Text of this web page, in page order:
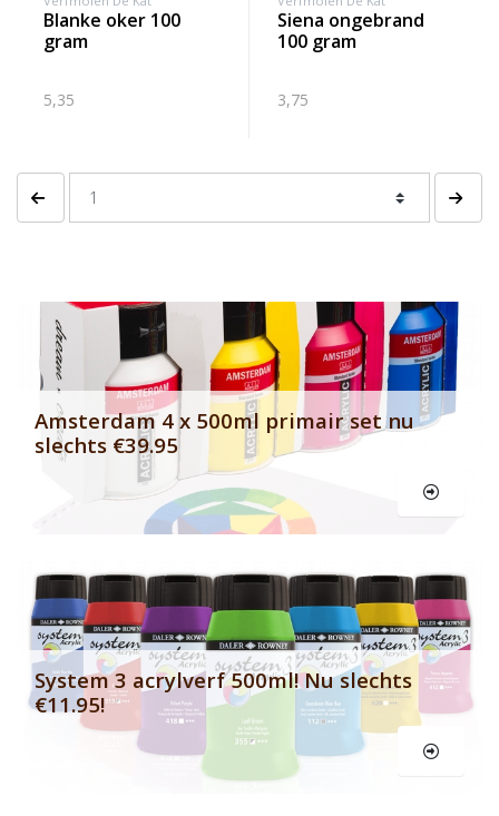
blanke oker 100
gram
5,35
siena ongebrand
100 gram
3,75
Vorige pagina
Banner row 2
Amsterdam 4 x 500ml primair set nu
slechts €39.95
System 3 acrylverf 500ml! Nu slechts
€11.95!